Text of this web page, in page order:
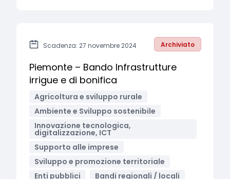
Scadenza: 27 novembre 2024 Archiviato
Piemonte – Bando Infrastrutture
irrigue e di bonifica
Agricoltura e sviluppo rurale
Ambiente e Sviluppo sostenibile
Innovazione tecnologica,
digitalizzazione, ICT
Supporto alle imprese
Sviluppo e promozione territoriale
Enti pubblici
Bandi regionali / locali